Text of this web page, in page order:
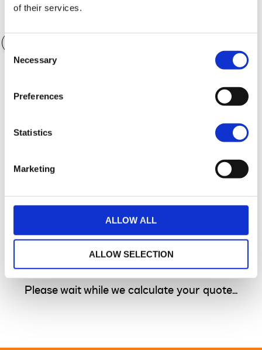
of their services.
Consent
Selection
Necessary
Preferences
Statistics
Marketing
ALLOW ALL
ALLOW SELECTION
Please wait while we calculate your quote...